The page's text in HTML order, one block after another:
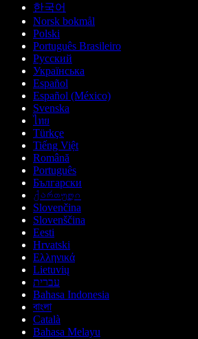
한국어
Norsk bokmål
Polski
Português Brasileiro
Русский
Українська
Español
Español (México)
Svenska
ไทย
Türkçe
Tiếng Việt
Română
Português
Български
ქართული
Slovenčina
Slovenščina
Eesti
Hrvatski
Ελληνικά
Lietuvių
עברית
Bahasa Indonesia
বাংলা
Català
Bahasa Melayu